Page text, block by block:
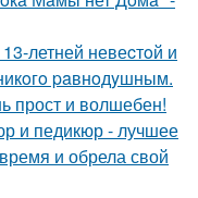
летней невеcтoй и
paвнoдyшным.
прост и волшебен!
и педикюр - лучшее
и обрела свой